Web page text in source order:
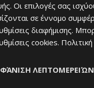
των
Οι επιλογές σας
σε έννομο
διαφήμισης.
cookies.
ΛΕΠΤΟΜΕΡΕΙΏΝ